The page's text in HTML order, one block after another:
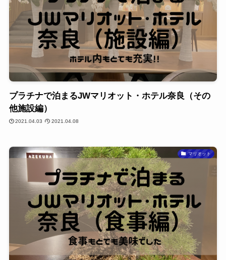
プラチナで泊まるJWマリオット・ホテル奈良（その
他施設編）
2021.04.03 2021.04.08
マリオット